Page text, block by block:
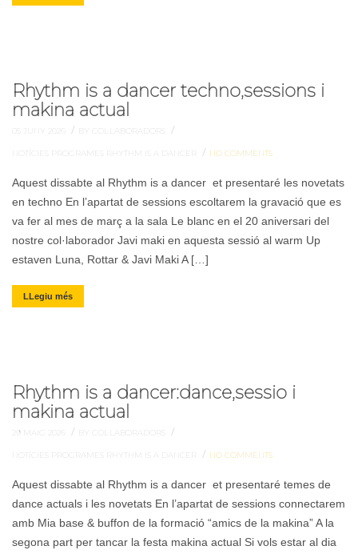
Rhythm is a dancer techno,sessions i
makina actual
05 JUNY 2026 / BY COL·LABORADORS /
NOTÍCIES PROGRAMES RHYTHM IS A DANCER / NO COMMENTS
Aquest dissabte al Rhythm is a dancer et presentaré les novetats
en techno En l’apartat de sessions escoltarem la gravació que es
va fer al mes de març a la sala Le blanc en el 20 aniversari del
nostre col·laborador Javi maki en aquesta sessió al warm Up
estaven Luna, Rottar & Javi Maki A […]
LLegiu més
Rhythm is a dancer:dance,sessio i
makina actual
29 MAIG 2026 / BY COL·LABORADORS /
NOTÍCIES PROGRAMES RHYTHM IS A DANCER / NO COMMENTS
Aquest dissabte al Rhythm is a dancer et presentaré temes de
dance actuals i les novetats En l’apartat de sessions connectarem
amb Mia base & buffon de la formació “amics de la makina” A la
segona part per tancar la festa makina actual Si vols estar al dia